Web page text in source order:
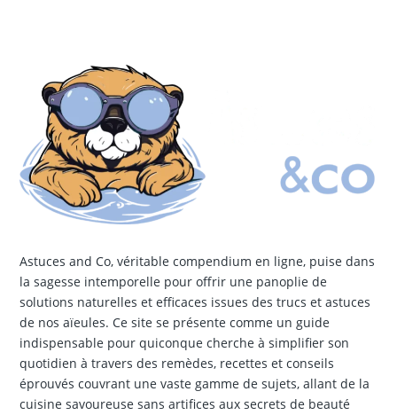
Astuces and Co, véritable compendium en ligne, puise dans
la sagesse intemporelle pour offrir une panoplie de
solutions naturelles et efficaces issues des trucs et astuces
de nos aïeules. Ce site se présente comme un guide
indispensable pour quiconque cherche à simplifier son
quotidien à travers des remèdes, recettes et conseils
éprouvés couvrant une vaste gamme de sujets, allant de la
cuisine savoureuse sans artifices aux secrets de beauté